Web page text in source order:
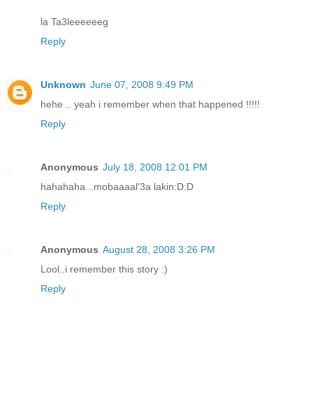
la Ta3leeeeeeg
Reply
Unknown June 07, 2008 9:49 PM
hehe .. yeah i remember when that happened !!!!!
Reply
Anonymous July 18, 2008 12:01 PM
hahahaha...mobaaaal'3a lakin:D:D
Reply
Anonymous August 28, 2008 3:26 PM
Lool..i remember this story :)
Reply